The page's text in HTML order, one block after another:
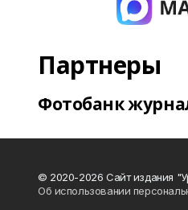
Партнеры
Фотобанк
© 2020-2026 Сайт издания
Об использовании